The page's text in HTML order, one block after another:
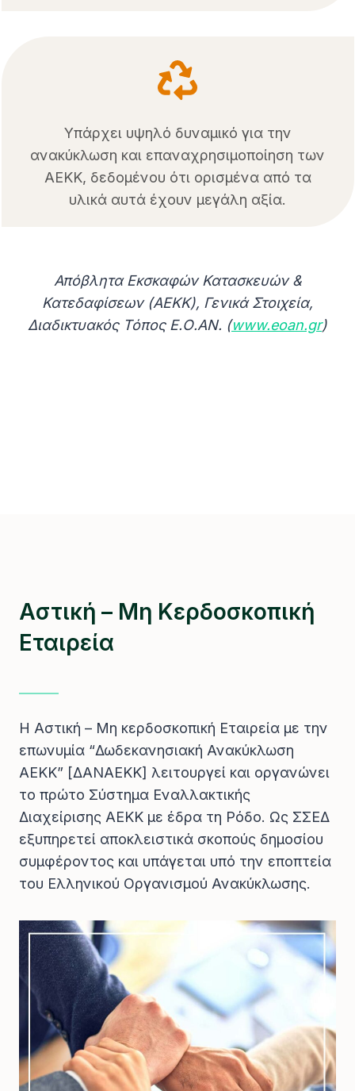
Υπάρχει υψηλό δυναμικό για την
ανακύκλωση και επαναχρησιμοποίηση των
ΑΕΚΚ, δεδομένου ότι ορισμένα από τα
υλικά αυτά έχουν μεγάλη αξία.
Απόβλητα Εκσκαφών Κατασκευών &
Κατεδαφίσεων (ΑEKK), Γενικά Στοιχεία,
Διαδικτυακός Τόπος Ε.Ο.ΑΝ. (www.eoan.gr)
Αστική – Μη Κερδοσκοπική
Εταιρεία
Η Αστική – Μη κερδοσκοπική Εταιρεία με την
επωνυμία “Δωδεκανησιακή Ανακύκλωση
ΑΕΚΚ” [ΔΑΝΑΕΚΚ] λειτουργεί και οργανώνει
το πρώτο Σύστημα Εναλλακτικής
Διαχείρισης ΑΕΚΚ με έδρα τη Ρόδο. Ως ΣΣΕΔ
εξυπηρετεί αποκλειστικά σκοπούς δημοσίου
συμφέροντος και υπάγεται υπό την εποπτεία
του Ελληνικού Οργανισμού Ανακύκλωσης.